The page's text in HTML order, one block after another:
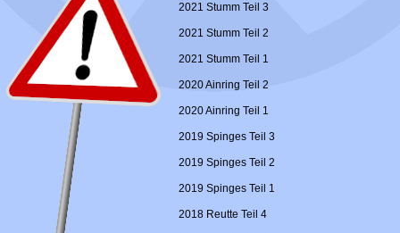
2021 Stumm Teil 3
2021 Stumm Teil 2
2021 Stumm Teil 1
2020 Ainring Teil 2
2020 Ainring Teil 1
2019 Spinges Teil 3
2019 Spinges Teil 2
2019 Spinges Teil 1
2018 Reutte Teil 4